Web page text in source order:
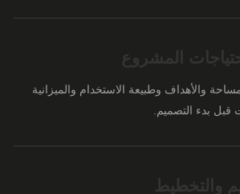
المشروع
والأهداف وطبيعة الاستخدام والميزانية
قبل بدء التصميم.
والتخطيط